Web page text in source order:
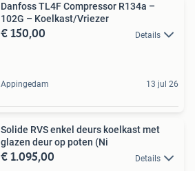
Danfoss TL4F Compressor R134a –
102G – Koelkast/Vriezer
€ 150,00 Details
Appingedam 13 jul 26
Solide RVS enkel deurs koelkast met
glazen deur op poten (Ni
€ 1.095,00 Details